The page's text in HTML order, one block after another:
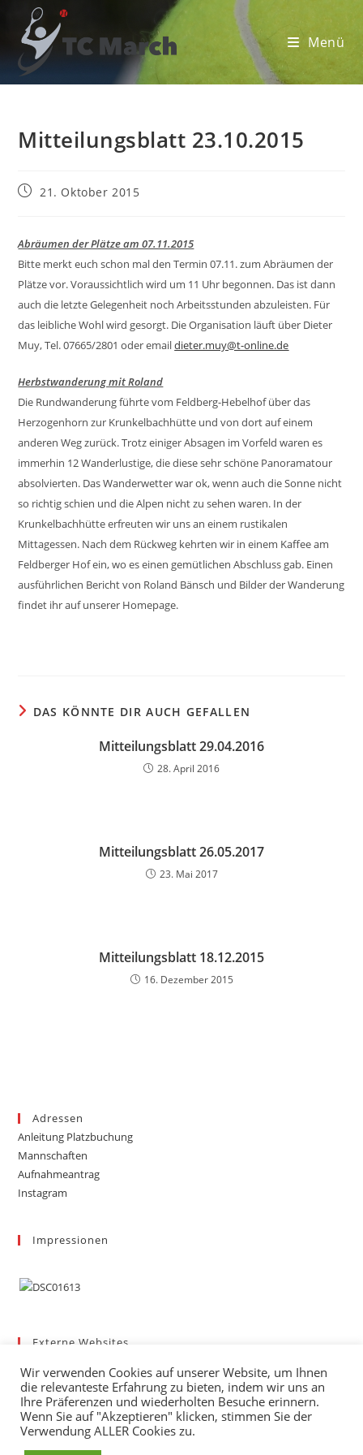
Inhalt
springen
Menü
Mitteilungsblatt 23.10.2015
Beitrag21. Oktober 2015
Abräumen der Plätze am 07.11.2015
Bitte merkt euch schon mal den Termin 07.11. zum Abräumen der
Plätze vor. Voraussichtlich wird um 11 Uhr begonnen. Das ist dann
auch die letzte Gelegenheit noch Arbeitsstunden abzuleisten. Für
das leibliche Wohl wird gesorgt. Die Organisation läuft über Dieter
Muy, Tel. 07665/2801 oder emaildieter.muy@t-online.de
Herbstwanderung mit Roland
Die Rundwanderung führte vom Feldberg-Hebelhof über das
Herzogenhorn zur Krunkelbachhütte und von dort auf einem
anderen Weg zurück. Trotz einiger Absagen im Vorfeld waren es
immerhin 12 Wanderlustige, die diese sehr schöne Panoramatour
absolvierten. Das Wanderwetter war ok, wenn auch die Sonne nicht
so richtig schien und die Alpen nicht zu sehen waren. In der
Krunkelbachhütte erfreuten wir uns an einem rustikalen
Mittagessen. Nach dem Rückweg kehrten wir in einem Kaffee am
Feldberger Hof ein, wo es einen gemütlichen Abschluss gab. Einen
ausführlichen Bericht von Roland Bänsch und Bilder der Wanderung
findet ihr auf unserer Homepage.
DAS KÖNNTE DIR AUCH GEFALLEN
Mitteilungsblatt 29.04.2016
28. April 2016
Mitteilungsblatt 26.05.2017
23. Mai 2017
Mitteilungsblatt 18.12.2015
16. Dezember 2015
Adressen
Anleitung Platzbuchung
Mannschaften
Aufnahmeantrag
Instagram
Impressionen
Externe Websites
Gemeinde March
Wetter
mybigpoint
Wir verwenden Cookies auf unserer Website, um Ihnen
die relevanteste Erfahrung zu bieten, indem wir uns an
Ihre Präferenzen und wiederholten Besuche erinnern.
Wenn Sie auf "Akzeptieren" klicken, stimmen Sie der
Verwendung ALLER Cookies zu.